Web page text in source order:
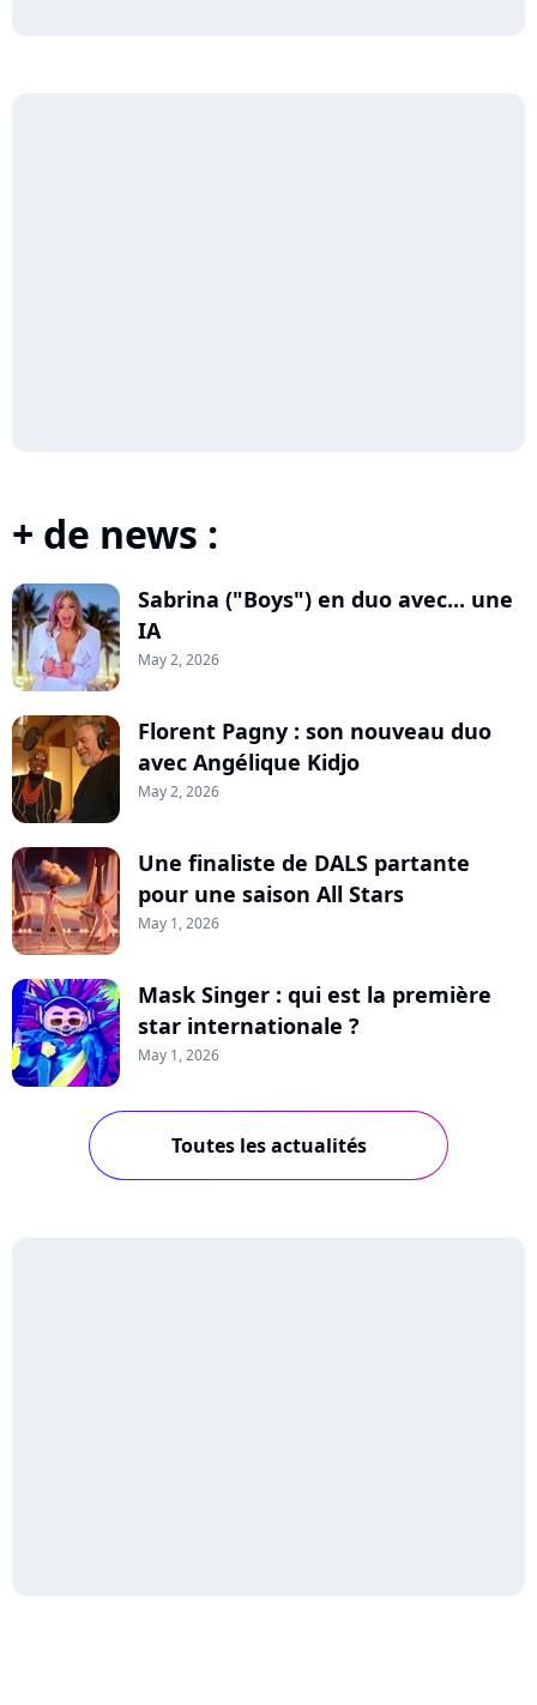
+ de news :
Sabrina ("Boys") en duo avec... une
IA
May 2, 2026
Florent Pagny : son nouveau duo
avec Angélique Kidjo
May 2, 2026
Une finaliste de DALS partante
pour une saison All Stars
May 1, 2026
Mask Singer : qui est la première
star internationale ?
May 1, 2026
Toutes les actualités